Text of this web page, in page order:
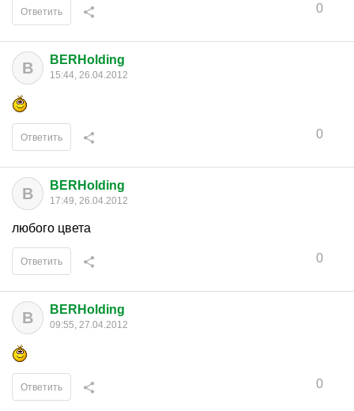
0
Ответить
B BERHolding
15:44, 26.04.2012
0
Ответить
B BERHolding
17:49, 26.04.2012
любого цвета
0
Ответить
B BERHolding
09:55, 27.04.2012
0
Ответить